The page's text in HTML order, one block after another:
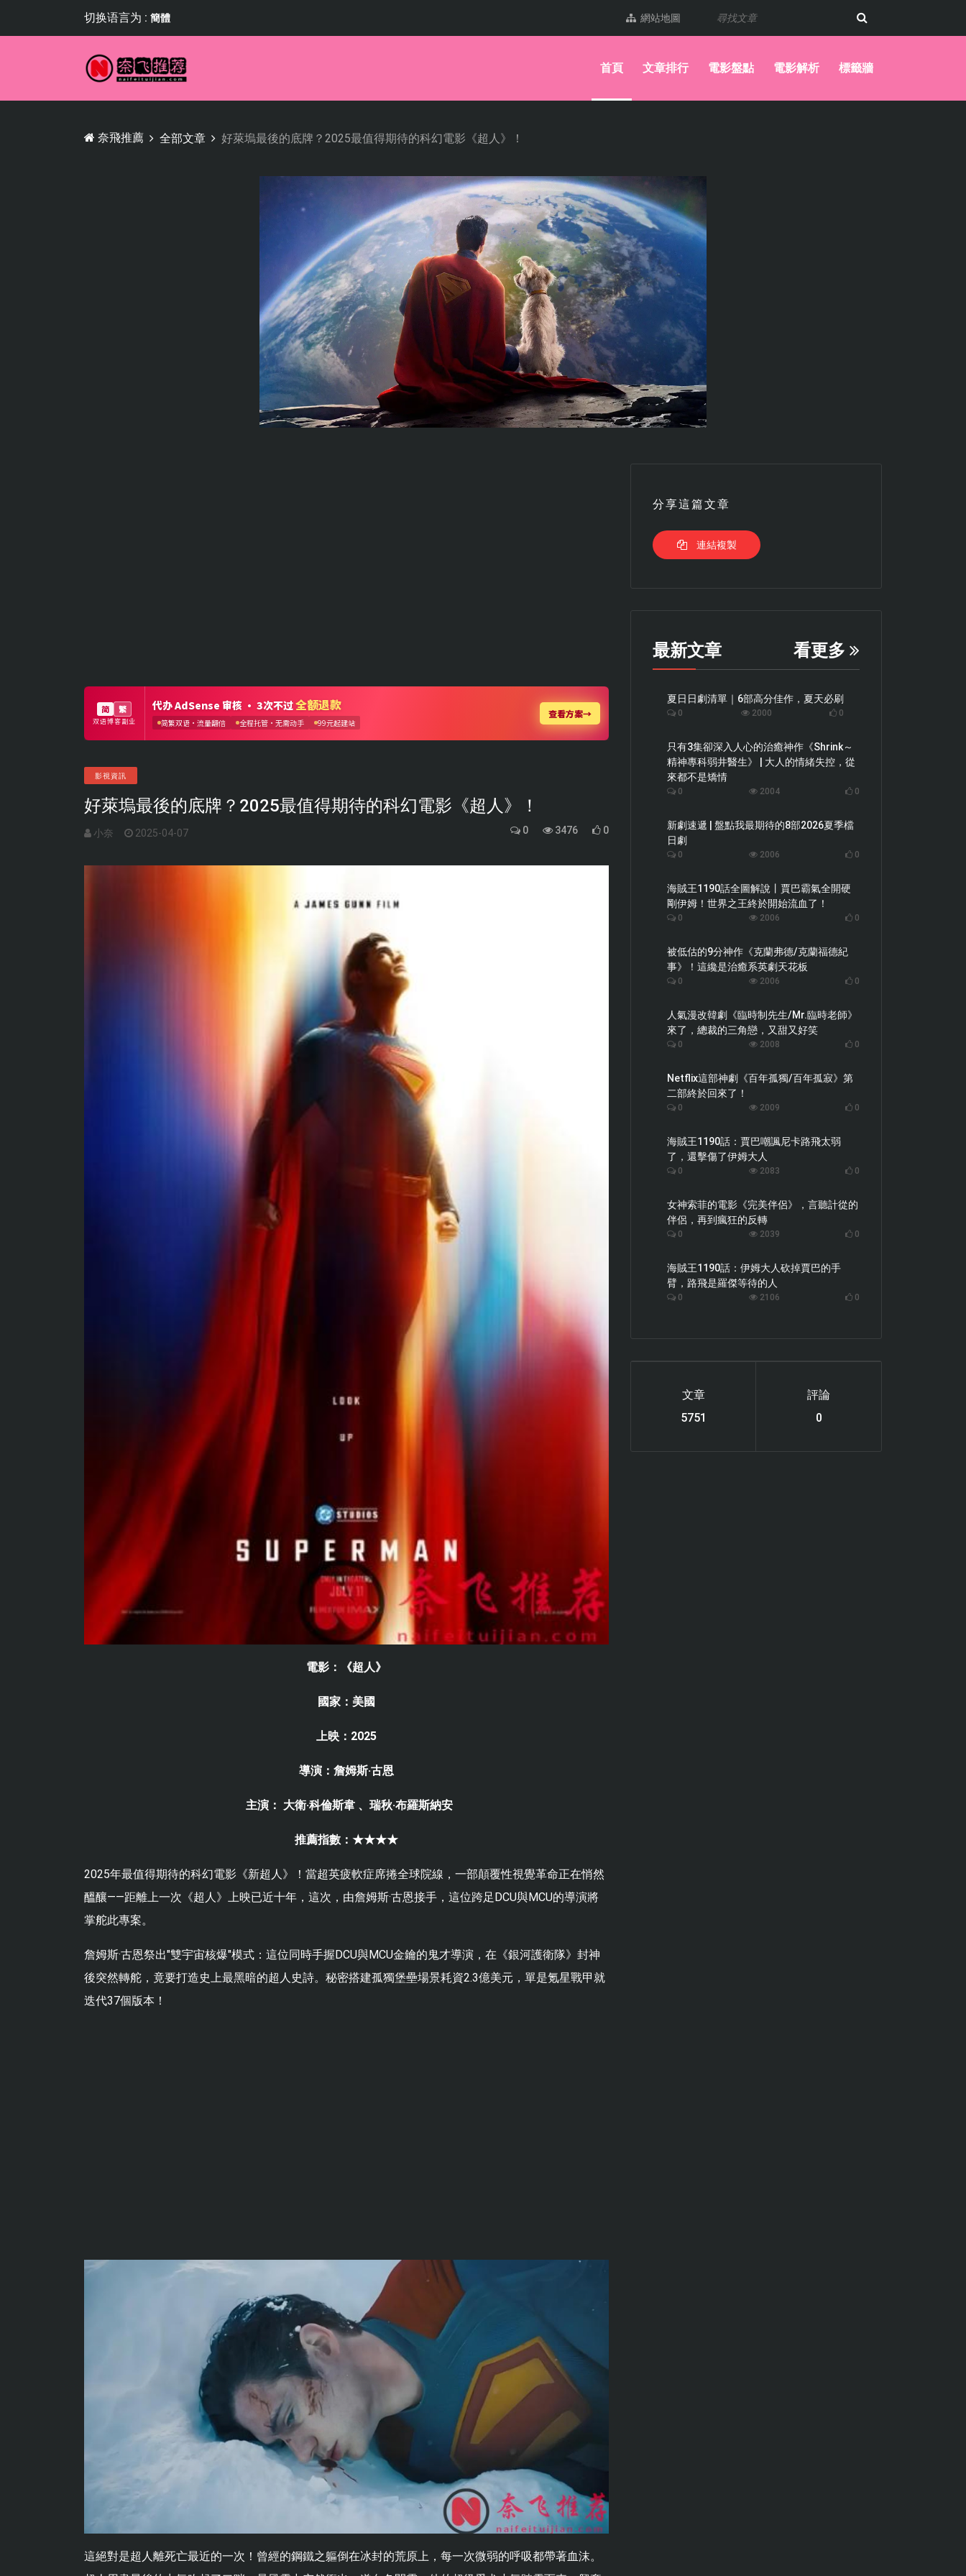
切换语言为 : 簡體 網站地圖
首頁 文章排行 電影盤點 電影解析 標籤牆
奈飛推薦 全部文章 好萊塢最後的底牌？2025最值得期待的科幻電影《超人》！
影視資訊
好萊塢最後的底牌？2025最值得期待的科幻電影《超人》！
小奈 2025-04-07 0 3476 0
電影：《超人》
國家：美國
上映：2025
導演：詹姆斯·古恩
主演： 大衛·科倫斯韋 、瑞秋·布羅斯納安
推薦指數：★★★★
2025年最值得期待的科幻電影《新超人》！當超英疲軟症席捲全球院線，一部顛覆性視覺革命正在悄然
醞釀——距離上一次《超人》上映已近十年，這次，由詹姆斯·古恩接手，這位跨足DCU與MCU的導演將
掌舵此專案。
詹姆斯·古恩祭出"雙宇宙核爆"模式：這位同時手握DCU與MCU金鑰的鬼才導演，在《銀河護衛隊》封神
後突然轉舵，竟要打造史上最黑暗的超人史詩。秘密搭建孤獨堡壘場景耗資2.3億美元，單是氪星戰甲就
迭代37個版本！
這絕對是超人離死亡最近的一次！曾經的鋼鐵之軀倒在冰封的荒原上，每一次微弱的呼吸都帶著血沫。
分享這篇文章
連結複製
最新文章 看更多
夏日日劇清單｜6部高分佳作，夏天必刷
0 2000 0
只有3集卻深入人心的治癒神作《Shrink～
精神專科弱井醫生》 | 大人的情緒失控，從
來都不是矯情
0 2004 0
新劇速遞 | 盤點我最期待的8部2026夏季檔
日劇
0 2006 0
海賊王1190話全圖解說丨賈巴霸氣全開硬
剛伊姆！世界之王終於開始流血了！
0 2006 0
被低估的9分神作《克蘭弗德/克蘭福德紀
事》！這纔是治癒系英劇天花板
0 2006 0
人氣漫改韓劇《臨時制先生/Mr.臨時老師》
來了，總裁的三角戀，又甜又好笑
0 2008 0
Netflix這部神劇《百年孤獨/百年孤寂》第
二部終於回來了！
0 2009 0
海賊王1190話：賈巴嘲諷尼卡路飛太弱
了，還擊傷了伊姆大人
0 2083 0
女神索菲的電影《完美伴侶》，言聽計從的
伴侶，再到瘋狂的反轉
0 2039 0
海賊王1190話：伊姆大人砍掉賈巴的手
臂，路飛是羅傑等待的人
0 2106 0
文章
6119
評論
0